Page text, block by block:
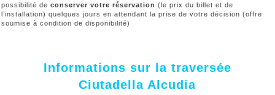
possibilité de conserver votre réservation (le prix du billet et de
l’installation) quelques jours en attendant la prise de votre décision (offre
soumise à condition de disponibilité)
Informations sur la traversée
Ciutadella Alcudia